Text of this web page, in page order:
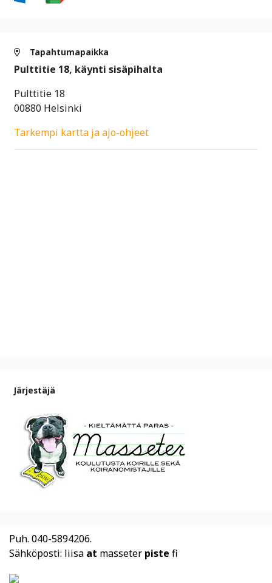
Tapahtumapaikka
Pulttitie 18, käynti sisäpihalta
Pulttitie 18
00880 Helsinki
Tarkempi kartta ja ajo-ohjeet
Järjestäjä
Puh. 040-5894206.
Sähköposti: liisa at masseter piste fi